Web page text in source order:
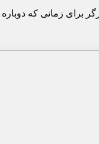
برای زمانی که